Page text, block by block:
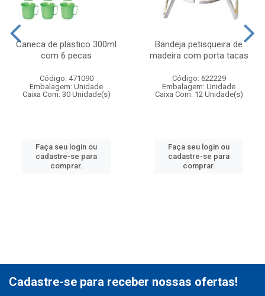
Caneca de plastico 300ml
com 6 pecas
Código: 471090
Embalagem: Unidade
Caixa Com: 30 Unidade(s)
Faça seu login ou
cadastre-se para
comprar.
Bandeja petisqueira de
madeira com porta tacas
Código: 622229
Embalagem: Unidade
Caixa Com: 12 Unidade(s)
Faça seu login ou
cadastre-se para
comprar.
Cadastre-se para receber nossas ofertas!